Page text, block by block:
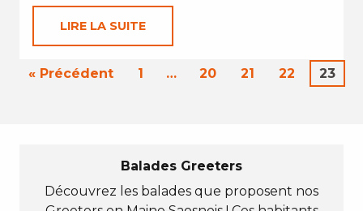
LIRE LA SUITE
« Précédent 1 … 20 21 22 23
Balades Greeters
Découvrez les balades que proposent nos